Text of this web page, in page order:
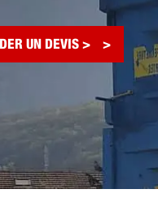
UN DEVIS >